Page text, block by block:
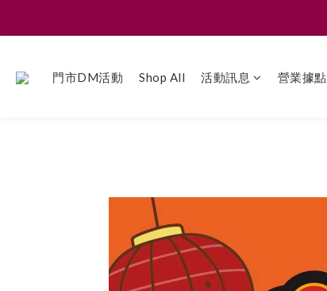
門市DM活動 Shop All 活動訊息 營業據點